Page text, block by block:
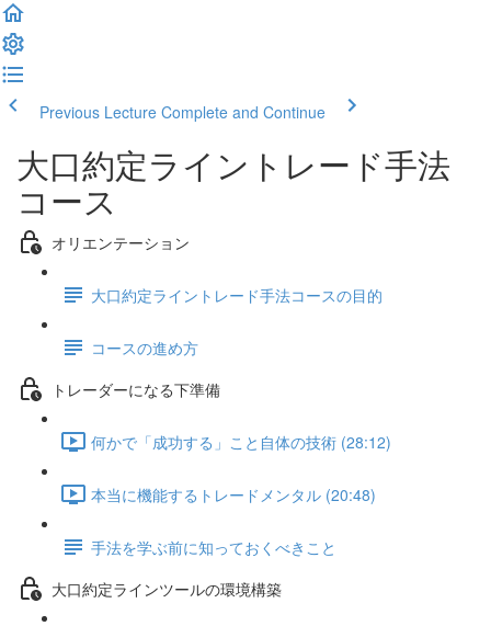
Previous Lecture Complete and Continue
大口約定ライントレード手法
コース
オリエンテーション
大口約定ライントレード手法コースの目的
コースの進め方
トレーダーになる下準備
何かで「成功する」こと自体の技術 (28:12)
本当に機能するトレードメンタル (20:48)
手法を学ぶ前に知っておくべきこと
大口約定ラインツールの環境構築